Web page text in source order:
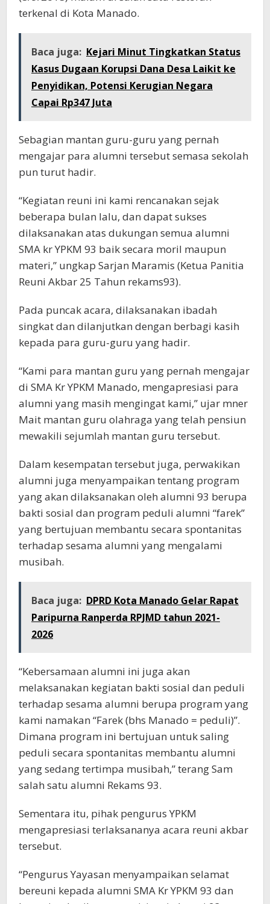
terkenal di Kota Manado.
Baca juga: Kejari Minut Tingkatkan Status
Kasus Dugaan Korupsi Dana Desa Laikit ke
Penyidikan, Potensi Kerugian Negara
Capai Rp347 Juta
Sebagian mantan guru-guru yang pernah
mengajar para alumni tersebut semasa sekolah
pun turut hadir.
“Kegiatan reuni ini kami rencanakan sejak
beberapa bulan lalu, dan dapat sukses
dilaksanakan atas dukungan semua alumni
SMA kr YPKM 93 baik secara moril maupun
materi,” ungkap Sarjan Maramis (Ketua Panitia
Reuni Akbar 25 Tahun rekams93).
Pada puncak acara, dilaksanakan ibadah
singkat dan dilanjutkan dengan berbagi kasih
kepada para guru-guru yang hadir.
“Kami para mantan guru yang pernah mengajar
di SMA Kr YPKM Manado, mengapresiasi para
alumni yang masih mengingat kami,” ujar mner
Mait mantan guru olahraga yang telah pensiun
mewakili sejumlah mantan guru tersebut.
Dalam kesempatan tersebut juga, perwakikan
alumni juga menyampaikan tentang program
yang akan dilaksanakan oleh alumni 93 berupa
bakti sosial dan program peduli alumni “farek”
yang bertujuan membantu secara spontanitas
terhadap sesama alumni yang mengalami
musibah.
Baca juga: DPRD Kota Manado Gelar Rapat
Paripurna Ranperda RPJMD tahun 2021-
2026
“Kebersamaan alumni ini juga akan
melaksanakan kegiatan bakti sosial dan peduli
terhadap sesama alumni berupa program yang
kami namakan “Farek (bhs Manado = peduli)”.
Dimana program ini bertujuan untuk saling
peduli secara spontanitas membantu alumni
yang sedang tertimpa musibah,” terang Sam
salah satu alumni Rekams 93.
Sementara itu, pihak pengurus YPKM
mengapresiasi terlaksananya acara reuni akbar
tersebut.
“Pengurus Yayasan menyampaikan selamat
bereuni kepada alumni SMA Kr YPKM 93 dan